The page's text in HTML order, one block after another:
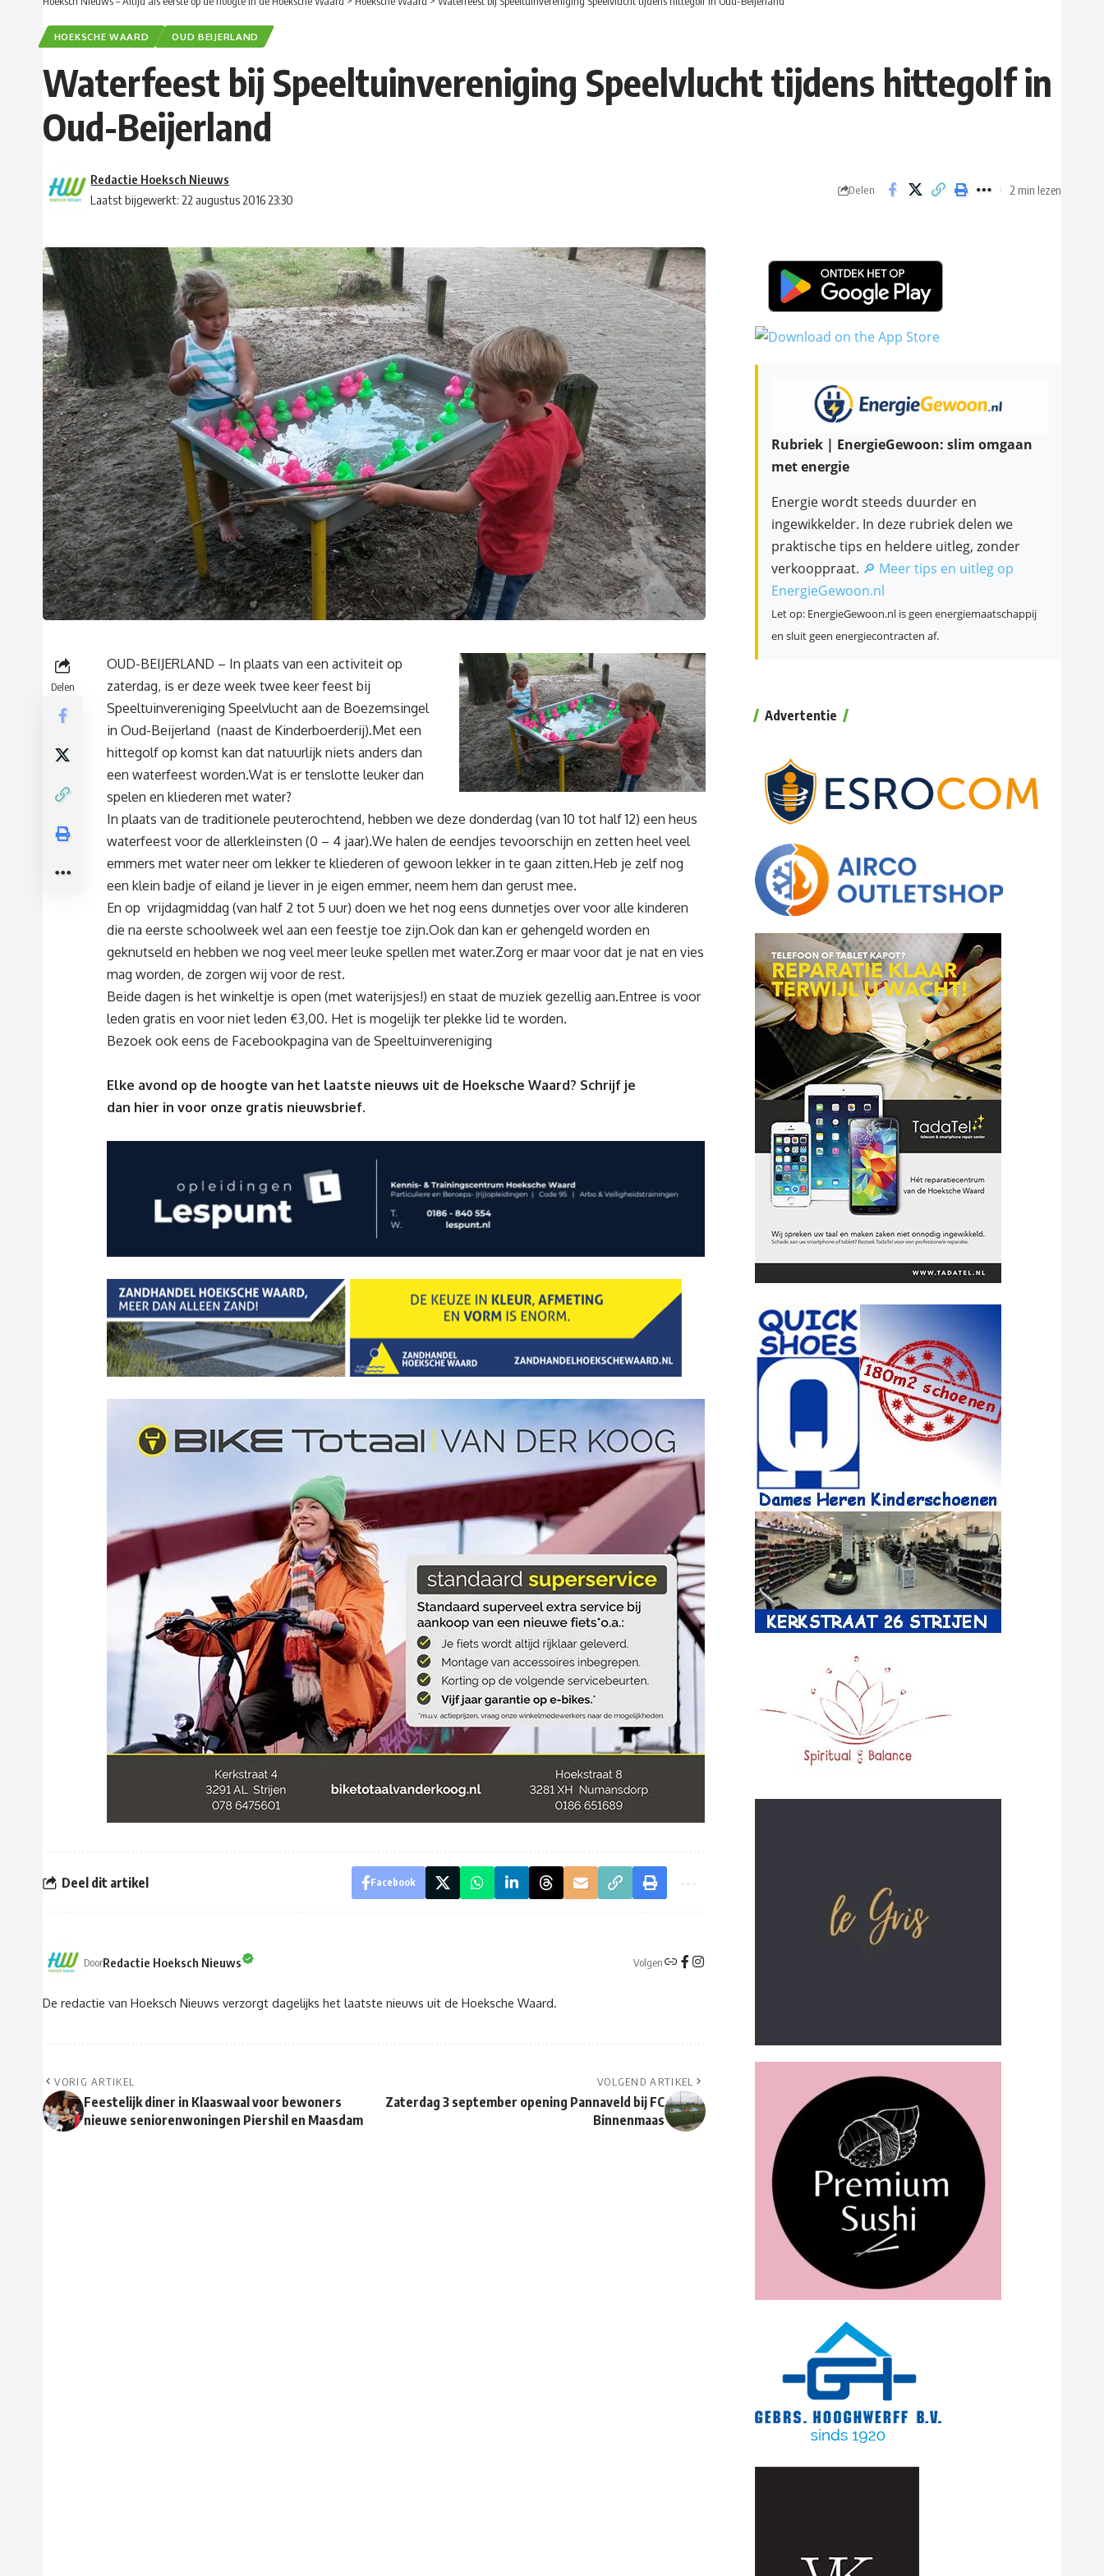
HOEKSCHE WAARD OUD BEIJERLAND
Waterfeest bij Speeltuinvereniging Speelvlucht tijdens hittegolf in
Oud-Beijerland
Laatst bijgewerkt: 22 augustus 2016 23:30
Redactie Hoeksch Nieuws
Delen 2 min lezen
Delen
OUD-BEIJERLAND – In plaats van een activiteit op
zaterdag, is er deze week twee keer feest bij
Speeltuinvereniging Speelvlucht aan de Boezemsingel
in Oud-Beijerland (naast de Kinderboerderij).Met een
hittegolf op komst kan dat natuurlijk niets anders dan
een waterfeest worden.Wat is er tenslotte leuker dan
spelen en kliederen met water?
In plaats van de traditionele peuterochtend, hebben we deze donderdag (van 10 tot half 12) een heus
waterfeest voor de allerkleinsten (0 – 4 jaar).We halen de eendjes tevoorschijn en zetten heel veel
emmers met water neer om lekker te kliederen of gewoon lekker in te gaan zitten.Heb je zelf nog
een klein badje of eiland je liever in je eigen emmer, neem hem dan gerust mee.
En op vrijdagmiddag (van half 2 tot 5 uur) doen we het nog eens dunnetjes over voor alle kinderen
die na eerste schoolweek wel aan een feestje toe zijn.Ook dan kan er gehengeld worden en
geknutseld en hebben we nog veel meer leuke spellen met water.Zorg er maar voor dat je nat en vies
mag worden, de zorgen wij voor de rest.
Beide dagen is het winkeltje is open (met waterijsjes!) en staat de muziek gezellig aan.Entree is voor
leden gratis en voor niet leden €3,00. Het is mogelijk ter plekke lid te worden.
Bezoek ook eens de Facebookpagina van de Speeltuinvereniging
Elke avond op de hoogte van het laatste nieuws uit de Hoeksche Waard? Schrijf je
dan hier in voor onze gratis nieuwsbrief.
Deel dit artikel Facebook
DoorRedactie Hoeksch Nieuws Volgen
De redactie van Hoeksch Nieuws verzorgt dagelijks het laatste nieuws uit de Hoeksche Waard.
VORIG ARTIKEL
Feestelijk diner in Klaaswaal voor bewoners
nieuwe seniorenwoningen Piershil en Maasdam
VOLGEND ARTIKEL
Zaterdag 3 september opening Pannaveld bij FC
Binnenmaas
Rubriek | EnergieGewoon: slim omgaan
met energie
Energie wordt steeds duurder en
ingewikkelder. In deze rubriek delen we
praktische tips en heldere uitleg, zonder
verkooppraat. 🔎 Meer tips en uitleg op
EnergieGewoon.nl
Let op: EnergieGewoon.nl is geen energiemaatschappij
en sluit geen energiecontracten af.
Advertentie